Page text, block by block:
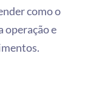
como o
operação e